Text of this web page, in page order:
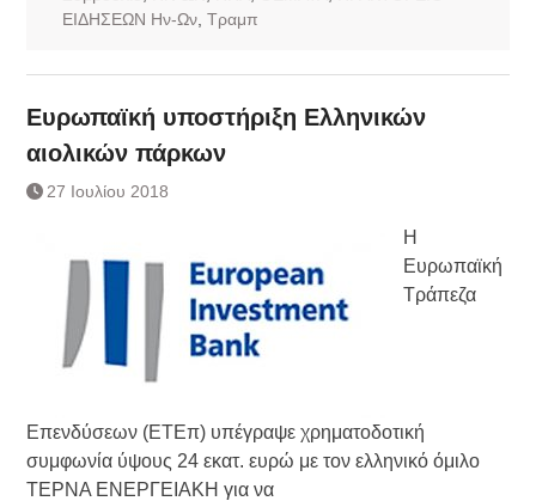
ΕΙΔΗΣΕΩΝ Ην-Ων, Τραμπ
Ευρωπαϊκή υποστήριξη Ελληνικών
αιολικών πάρκων
27 Ιουλίου 2018
Η
Ευρωπαϊκή
Τράπεζα
Επενδύσεων (ΕΤΕπ) υπέγραψε χρηματοδοτική
συμφωνία ύψους 24 εκατ. ευρώ με τον ελληνικό όμιλο
ΤΕΡΝΑ ΕΝΕΡΓΕΙΑΚΗ για να